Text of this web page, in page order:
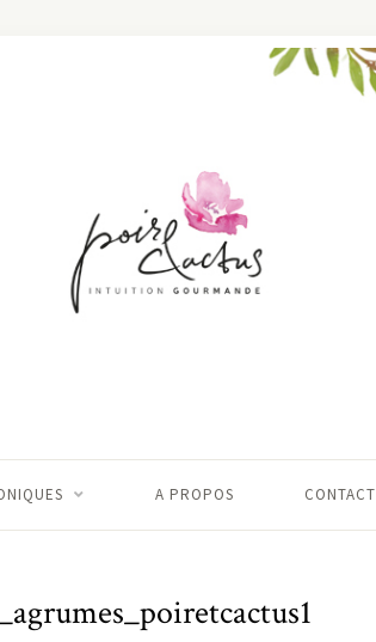
A PROPOS CONTACT